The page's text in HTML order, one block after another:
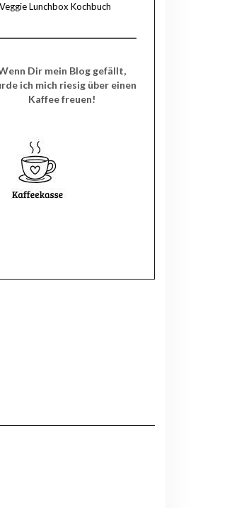
Dir mein Blog gefällt,
ich mich riesig über einen
Kaffee freuen!